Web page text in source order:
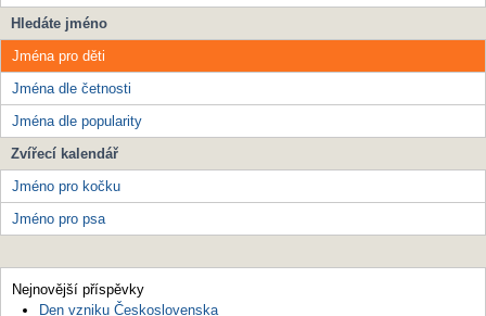
Hledáte jméno
Jména pro děti
Jména dle četnosti
Jména dle popularity
Zvířecí kalendář
Jméno pro kočku
Jméno pro psa
Nejnovější příspěvky
Den vzniku Československa